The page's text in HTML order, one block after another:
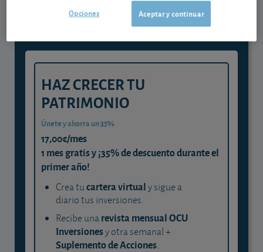
y consigue que cada euro trabaje
para ti
HAZ CRECER TU
PATRIMONIO
Únete y ahorra un 35%
17,00€/mes
1 mes gratis y ¡35% de descuento durante el
primer año!
Crea tucartera virtualy sigue a
diario tus inversiones.
Recibe unarevista mensual OCU
Inversionesy otra semanal +
Suplemento de Acciones.
Aceptar y continuar
Opciones